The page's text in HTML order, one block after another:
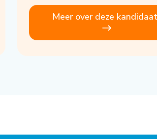
Meer over deze kandidaat